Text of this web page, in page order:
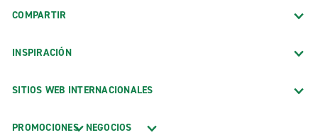
COMPARTIR
INSPIRACIÓN
SITIOS WEB INTERNACIONALES
PROMOCIONES NEGOCIOS